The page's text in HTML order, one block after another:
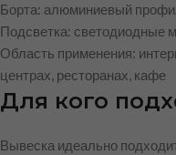
Борта: алюминиевый
Подсветка: светодиодные
Область применения:
центрах, ресторанах, кафе
Для кого
Вывеска идеально